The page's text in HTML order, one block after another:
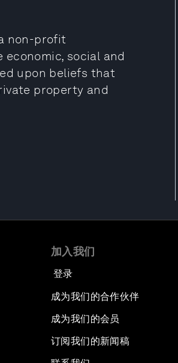
non-profit
social and
upon beliefs that
property and
加入我们
登录
成为我们的合作伙伴
成为我们的会员
订阅我们的新闻稿